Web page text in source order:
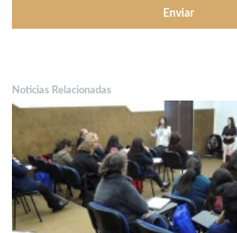
Noticias Relacionadas